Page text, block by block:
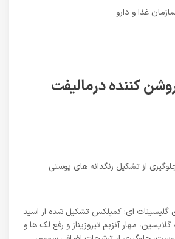
غذا و دارو
کننده درمالیفت
از تشکیل رنگدانه های پوستی
گلیسینات ای: کمپلکس تشکیل شده از اسید
گلایسین، مهار آنزیم تیروزیناز و رفع لک ها و